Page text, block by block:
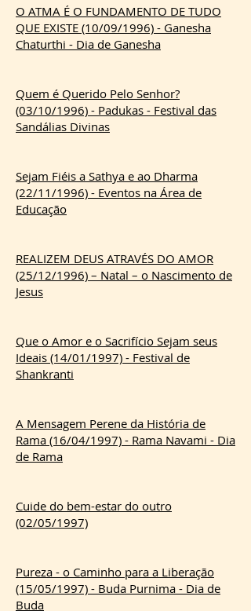
O ATMA É O FUNDAMENTO DE TUDO
QUE EXISTE (10/09/1996) - Ganesha
Chaturthi - Dia de Ganesha
Quem é Querido Pelo Senhor?
(03/10/1996) - Padukas - Festival das
Sandálias Divinas
Sejam Fiéis a Sathya e ao Dharma
(22/11/1996) - Eventos na Área de
Educação
REALIZEM DEUS ATRAVÉS DO AMOR
(25/12/1996) – Natal – o Nascimento de
Jesus
Que o Amor e o Sacrifício Sejam seus
Ideais (14/01/1997) - Festival de
Shankranti
A Mensagem Perene da História de
Rama (16/04/1997) - Rama Navami - Dia
de Rama
Cuide do bem-estar do outro
(02/05/1997)
Pureza - o Caminho para a Liberação
(15/05/1997) - Buda Purnima - Dia de
Buda